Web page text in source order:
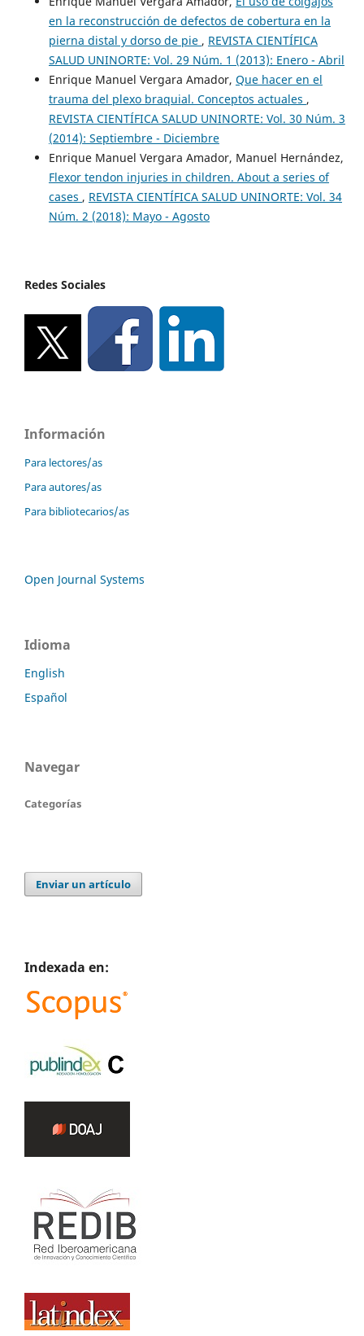
en la reconstrucción de defectos de cobertura en la
pierna distal y dorso de pie , REVISTA CIENTÍFICA
SALUD UNINORTE: Vol. 29 Núm. 1 (2013): Enero - Abril
Enrique Manuel Vergara Amador, Que hacer en el
trauma del plexo braquial. Conceptos actuales ,
REVISTA CIENTÍFICA SALUD UNINORTE: Vol. 30 Núm. 3
(2014): Septiembre - Diciembre
Enrique Manuel Vergara Amador, Manuel Hernández,
Flexor tendon injuries in children. About a series of
cases , REVISTA CIENTÍFICA SALUD UNINORTE: Vol. 34
Núm. 2 (2018): Mayo - Agosto
Redes Sociales
Información
Para lectores/as
Para autores/as
Para bibliotecarios/as
Open Journal Systems
Idioma
English
Español
Navegar
Categorías
Enviar un artículo
Indexada en: